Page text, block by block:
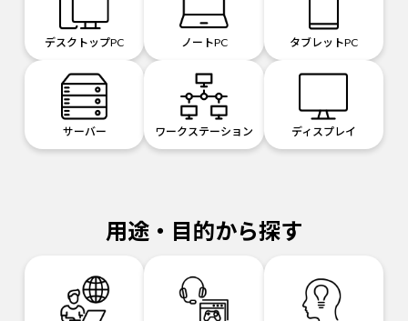
デスクトップPC ノートPC タブレットPC
サーバー ワークステーション ディスプレイ
用途・目的から探す